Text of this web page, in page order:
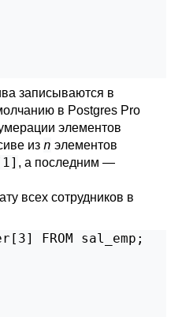
записываются в
в Postgres Pro
элементов
из n элементов
, а последним —
всех сотрудников в
FROM sal_emp;